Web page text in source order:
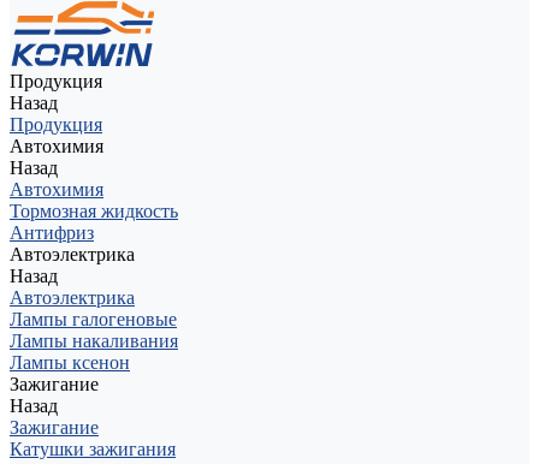
Продукция
Назад
Продукция
Автохимия
Назад
Автохимия
Тормозная жидкость
Антифриз
Автоэлектрика
Назад
Автоэлектрика
Лампы галогеновые
Лампы накаливания
Лампы ксенон
Зажигание
Назад
Зажигание
Катушки зажигания